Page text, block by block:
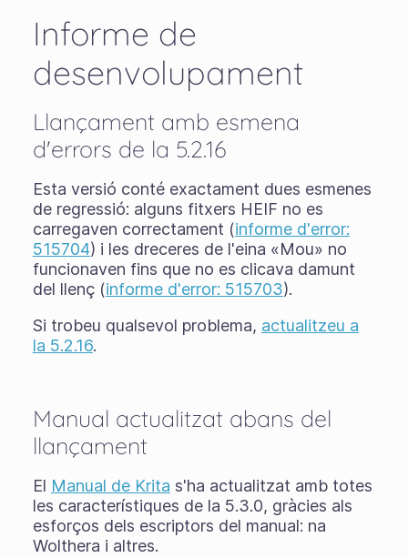
Informe de
desenvolupament
Llançament amb esmena
d'errors de la 5.2.16
Esta versió conté exactament dues esmenes
de regressió: alguns fitxers HEIF no es
carregaven correctament (informe d'error:
515704) i les dreceres de l'eina «Mou» no
funcionaven fins que no es clicava damunt
del llenç (informe d'error: 515703).
Si trobeu qualsevol problema, actualitzeu a
la 5.2.16.
Manual actualitzat abans del
llançament
El Manual de Krita s'ha actualitzat amb totes
les característiques de la 5.3.0, gràcies als
esforços dels escriptors del manual: na
Wolthera i altres.